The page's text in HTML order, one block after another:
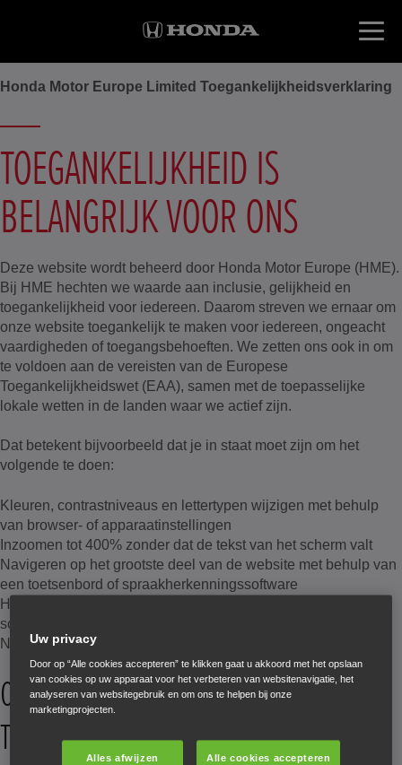
Honda Motor Europe Limited Toegankelijkheidsverklaring
TOEGANKELIJKHEID IS
BELANGRIJK VOOR ONS
Deze website wordt beheerd door Honda Motor Europe (HME).
Bij HME hechten we waarde aan inclusie, gelijkheid en
toegankelijkheid voor iedereen. Daarom streven we ernaar om
onze website toegankelijk te maken voor iedereen, ongeacht
vaardigheden of toegangsbehoeften. We zetten ons ook in om
te voldoen aan de vereisten van de Europese
Toegankelijkheidswet (EAA), samen met de toepasselijke
lokale wetten in de landen waar we actief zijn.
Dat betekent bijvoorbeeld dat je in staat moet zijn om het
volgende te doen:
Kleuren, contrastniveaus en lettertypen wijzigen met behulp
van browser- of apparaatinstellingen
Inzoomen tot 400% zonder dat de tekst van het scherm valt
Navigeren op het grootste deel van de website met behulp van
een toetsenbord of spraakherkenningssoftware
Het grootste deel van de website beluisteren met een
schermlezer (inclusief de meest recente versies van JAWS,
NVDA en VoiceOver)
ONZE ONLINE
TOEGANKELIJKHEIDSAUDIT
Uw privacy
Door op “Alle cookies accepteren” te klikken gaat u akkoord met het opslaan
van cookies op uw apparaat voor het verbeteren van websitenavigatie, het
analyseren van websitegebruik en om ons te helpen bij onze
marketingprojecten.
Alles afwijzen Alle cookies accepteren